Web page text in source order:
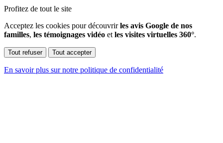
Profitez de tout le site
Acceptez les cookies pour découvrirles avis Google de nos
familles, les témoignages vidéo et les visites virtuelles 360°.
Tout refuser Tout accepter
En savoir plus sur notre politique de confidentialité